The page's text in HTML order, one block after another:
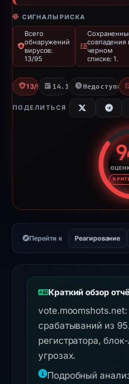
СИГНАЛЫ РИСКА
Всего
обнаружений
вирусов:
13/95
совпадения
черном
списке: 1.
13/95 VT14.12.2025
ПОДЕЛИТЬСЯ
Перейти к Реагирование
Краткий обзор
срабатываний из
регистратора,
угрозах.
Подробный